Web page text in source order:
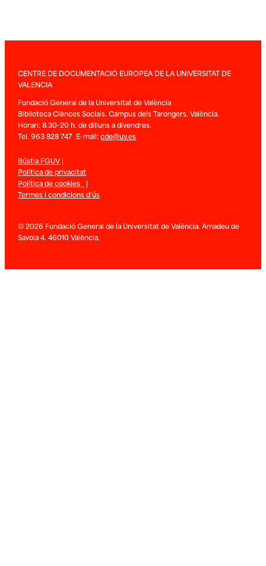
CENTRE DE DOCUMENTACIÓ EUROPEA DE LA UNIVERSITAT DE
VALENCIA
Fundació General de la Universitat de València
Biblioteca Ciènces Socials. Campus dels Tarongers. València.
Horari: 8.30-20 h. de dilluns a divendres.
Tel. 963 828 747 E-mail:cde@uv.es
Bústia FGUV|
Política de privacitat
Política de cookies |
Termes i condicions d’ús
© 2026 Fundació General de la Universitat de València. Amadeu de
Savoia 4. 46010 València.